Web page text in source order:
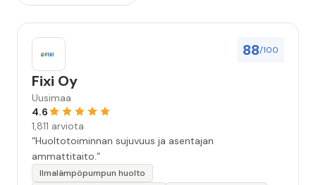
88/100
Fixi Oy
Uusimaa
4.6
1,811 arviota
“Huoltotoiminnan sujuvuus ja asentajan
ammattitaito.”
Ilmalämpöpumpun huolto